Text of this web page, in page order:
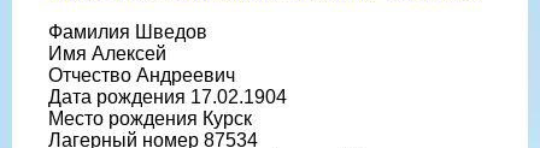
Фамилия Шведов
Имя Алексей
Отчество Андреевич
Дата рождения 17.02.1904
Место рождения Курск
Лагерный номер 87534